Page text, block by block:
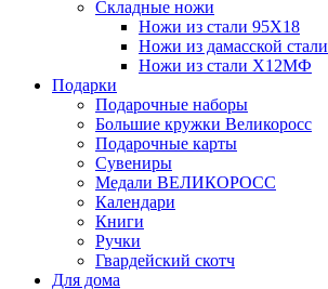
Складные ножи
Ножи из стали 95X18
Ножи из дамасской стали
Ножи из стали Х12МФ
Подарки
Подарочные наборы
Большие кружки Великоросс
Подарочные карты
Сувениры
Медали ВЕЛИКОРОСС
Календари
Книги
Ручки
Гвардейский скотч
Для дома